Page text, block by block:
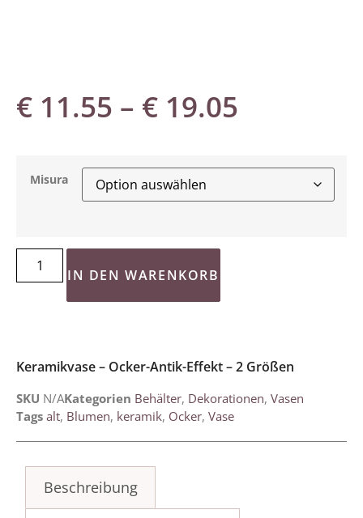
€ 11.55 – € 19.05
Misura
IN DEN WARENKORB
Keramikvase – Ocker-Antik-Effekt – 2 Größen
SKU N/AKategorien Behälter, Dekorationen, Vasen
Tags alt, Blumen, keramik, Ocker, Vase
Beschreibung